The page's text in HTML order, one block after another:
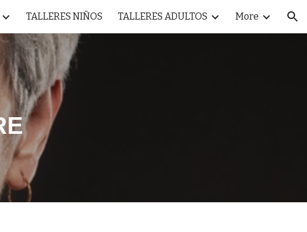
navigation
TALLERES NIÑOS TALLERES ADULTOS More